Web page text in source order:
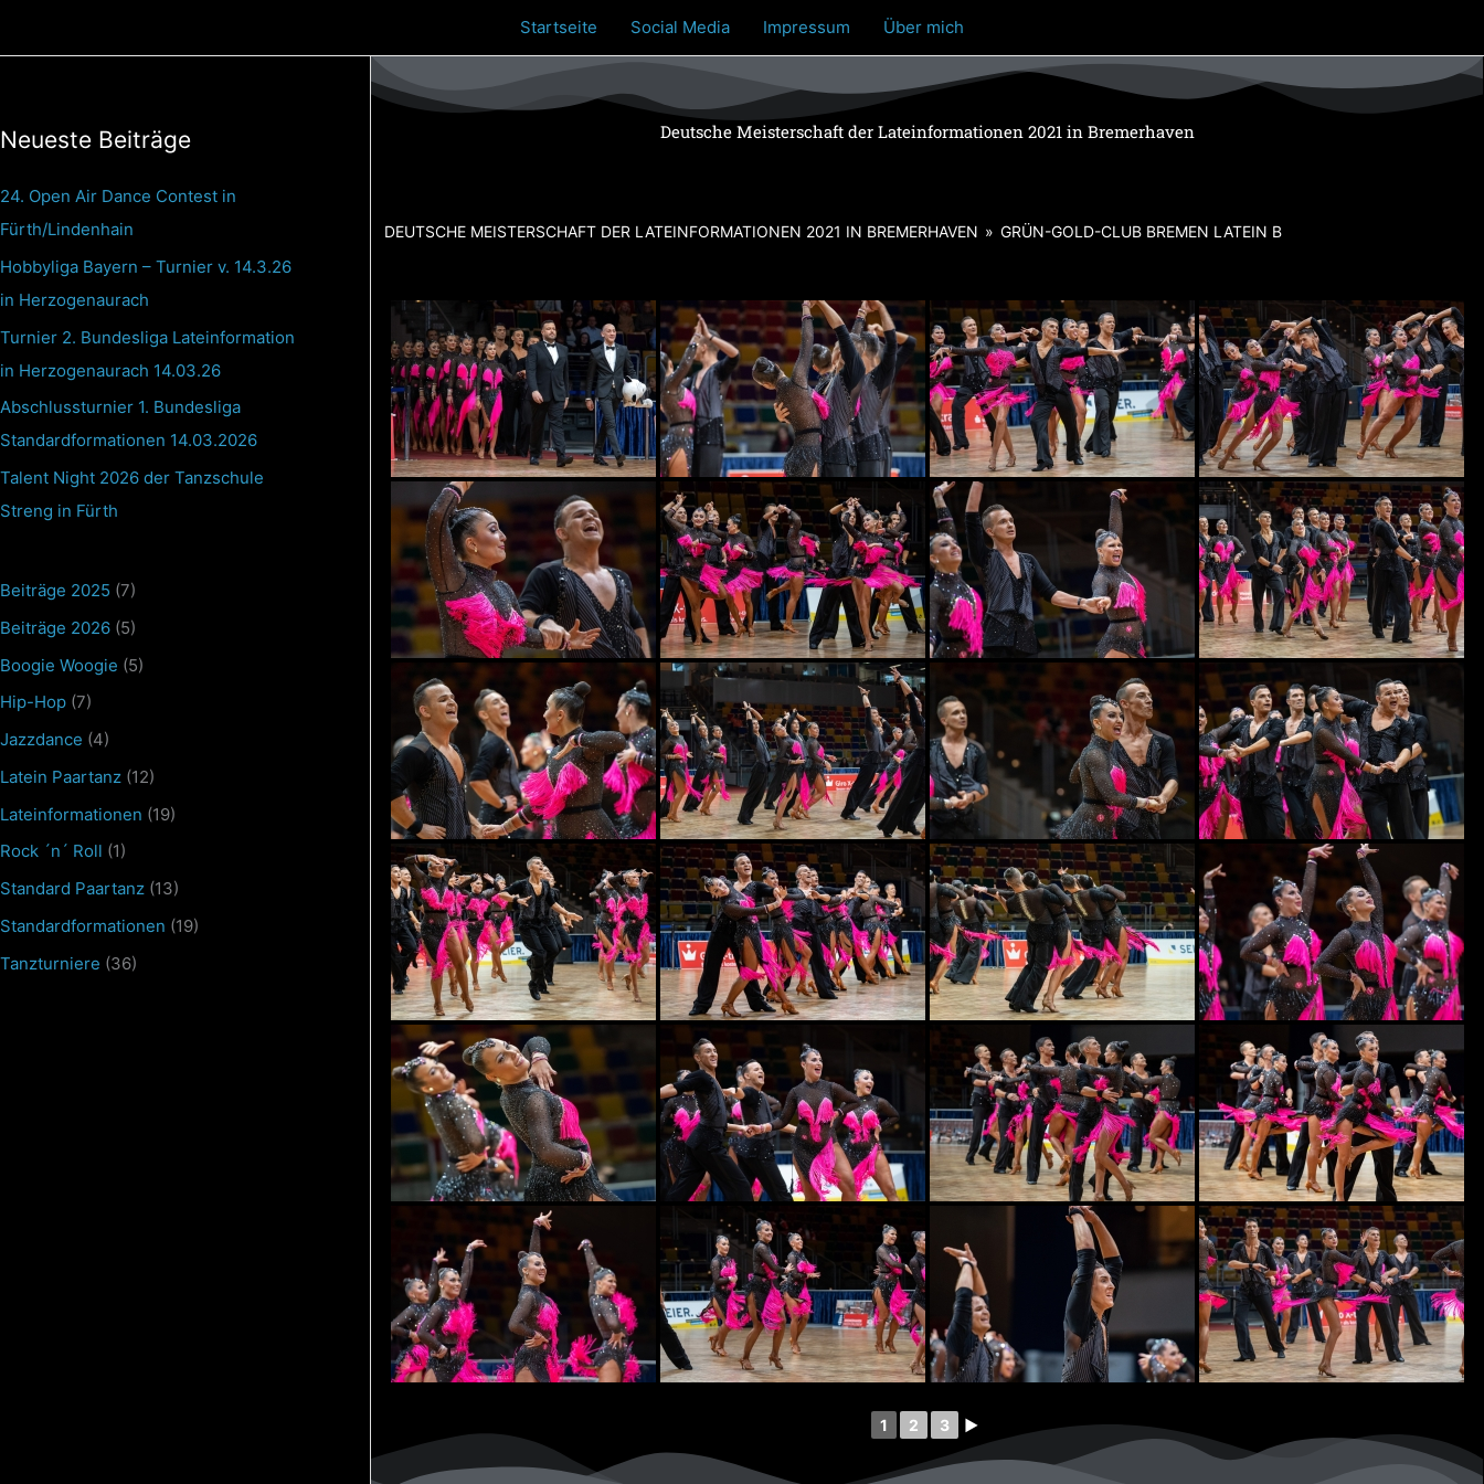
Startseite Social Media Impressum Über mich
Neueste Beiträge
24. Open Air Dance Contest in
Fürth/Lindenhain
Hobbyliga Bayern – Turnier v. 14.3.26
in Herzogenaurach
Turnier 2. Bundesliga Lateinformation
in Herzogenaurach 14.03.26
Abschlussturnier 1. Bundesliga
Standardformationen 14.03.2026
Talent Night 2026 der Tanzschule
Streng in Fürth
Beiträge 2025 (7)
Beiträge 2026 (5)
Boogie Woogie (5)
Hip-Hop (7)
Jazzdance (4)
Latein Paartanz (12)
Lateinformationen (19)
Rock ´n´ Roll (1)
Standard Paartanz (13)
Standardformationen (19)
Tanzturniere (36)
Deutsche Meisterschaft der Lateinformationen 2021 in Bremerhaven
DEUTSCHE MEISTERSCHAFT DER LATEINFORMATIONEN 2021 IN BREMERHAVEN » GRÜN-GOLD-CLUB BREMEN LATEIN B
1 2 3 ►